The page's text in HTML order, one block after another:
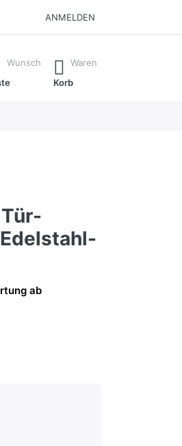
ANMELDEN
Sie die Eingabetaste, um alle
Wunsch
Waren
Korb
Tür-
ab